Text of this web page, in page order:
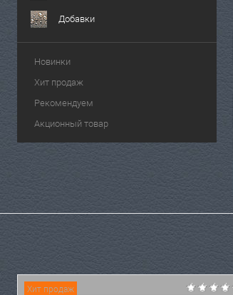
Добавки
Новинки
Хит продаж
Рекомендуем
Акционный товар
Хит продаж